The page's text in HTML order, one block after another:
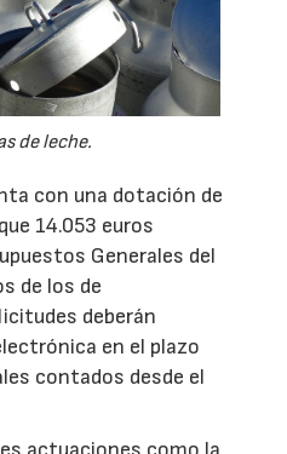
de leche.
con una dotación de
14.053 euros
Generales del
de los de
deberán
en el plazo
contados desde el